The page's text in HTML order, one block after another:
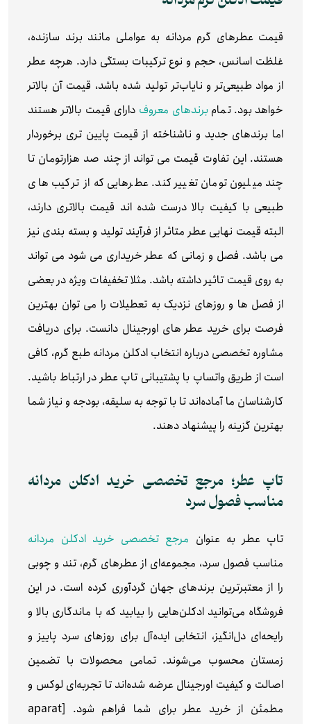
قیمت عطرهای گرم مردانه به عواملی مانند برند سازنده،
غلظت اسانس، حجم و نوع ترکیبات بستگی دارد. هرچه عطر
از مواد طبیعی‌تر و نایاب‌تر تولید شده باشد، قیمت آن بالاتر
خواهد بود. تمام برندهای معروف دارای قیمت بالاتر هستند
اما برندهای جدید و ناشناخته از قیمت پایین تری برخوردار
هستند. این تفاوت قیمت می تواند از چند صد هزارتومان تا
چند میلیون تومان تغییر کند. عطرهایی که از ترکیب های
طبیعی با کیفیت بالا درست شده اند قیمت بالاتری دارند،
البته قیمت نهایی عطر متاثر از فرآیند تولید و بسته بندی نیز
می باشد. فصل و زمانی که عطر خریداری می شود می تواند
به روی قیمت تاثیر داشته باشد. مثلا تخفیفات ویژه در بعضی
از فصل ها و روزهای نزدیک به تعطیلات را می توان بهترین
فرصت برای خرید عطر های اورجینال دانست. برای دریافت
مشاوره تخصصی درباره انتخاب ادکلن مردانه طبع گرم، کافی
است از طریق واتساپ با پشتیبانی تاپ عطر در ارتباط باشید.
کارشناسان ما آماده‌اند تا با توجه به سلیقه، بودجه و نیاز شما
بهترین گزینه را پیشنهاد دهند.
تاپ عطر؛ مرجع تخصصی خرید ادکلن مردانه
مناسب فصول سرد
تاپ عطر به عنوان مرجع تخصصی خرید ادکلن مردانه
مناسب فصول سرد، مجموعه‌ای از عطرهای گرم، تند و چوبی
را از معتبرترین برندهای جهان گردآوری کرده است. در این
فروشگاه می‌توانید ادکلن‌هایی را بیابید که با ماندگاری بالا و
رایحه‌ای دل‌انگیز، انتخابی ایده‌آل برای روزهای سرد پاییز و
زمستان محسوب می‌شوند. تمامی محصولات با تضمین
اصالت و کیفیت اورجینال عرضه شده‌اند تا تجربه‌ای لوکس و
مطمئن از خرید عطر برای شما فراهم شود. [aparat